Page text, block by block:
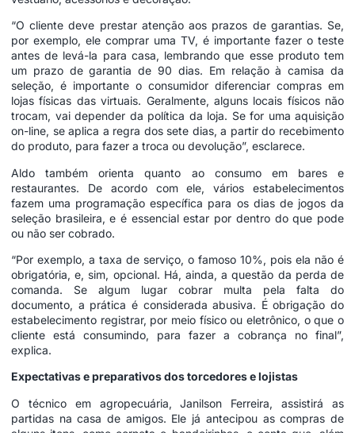
“O cliente deve prestar atenção aos prazos de garantias. Se,
por exemplo, ele comprar uma TV, é importante fazer o teste
antes de levá-la para casa, lembrando que esse produto tem
um prazo de garantia de 90 dias. Em relação à camisa da
seleção, é importante o consumidor diferenciar compras em
lojas físicas das virtuais. Geralmente, alguns locais físicos não
trocam, vai depender da política da loja. Se for uma aquisição
on-line, se aplica a regra dos sete dias, a partir do recebimento
do produto, para fazer a troca ou devolução”, esclarece.
Aldo também orienta quanto ao consumo em bares e
restaurantes. De acordo com ele, vários estabelecimentos
fazem uma programação específica para os dias de jogos da
seleção brasileira, e é essencial estar por dentro do que pode
ou não ser cobrado.
“Por exemplo, a taxa de serviço, o famoso 10%, pois ela não é
obrigatória, e, sim, opcional. Há, ainda, a questão da perda de
comanda. Se algum lugar cobrar multa pela falta do
documento, a prática é considerada abusiva. É obrigação do
estabelecimento registrar, por meio físico ou eletrônico, o que o
cliente está consumindo, para fazer a cobrança no final”,
explica.
Expectativas e preparativos dos torcedores e lojistas
O técnico em agropecuária, Janilson Ferreira, assistirá as
partidas na casa de amigos. Ele já antecipou as compras de